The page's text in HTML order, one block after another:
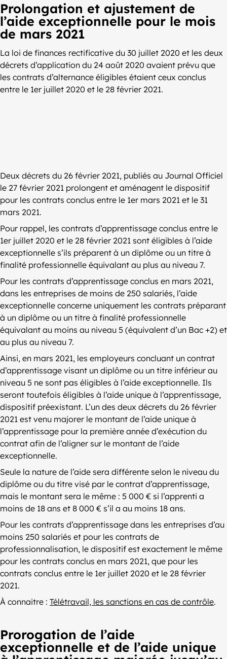
Prolongation et ajustement de
l’aide exceptionnelle pour le mois
de mars 2021
La loi de finances rectificative du 30 juillet 2020 et les deux
décrets d’application du 24 août 2020 avaient prévu que
les contrats d’alternance éligibles étaient ceux conclus
entre le 1er juillet 2020 et le 28 février 2021.
Deux décrets du 26 février 2021, publiés au Journal Officiel
le 27 février 2021 prolongent et aménagent le dispositif
pour les contrats conclus entre le 1er mars 2021 et le 31
mars 2021.
Pour rappel, les contrats d’apprentissage conclus entre le
1er juillet 2020 et le 28 février 2021 sont éligibles à l’aide
exceptionnelle s’ils préparent à un diplôme ou un titre à
finalité professionnelle équivalant au plus au niveau 7.
Pour les contrats d’apprentissage conclus en mars 2021,
dans les entreprises de moins de 250 salariés, l’aide
exceptionnelle concerne uniquement les contrats préparant
à un diplôme ou un titre à finalité professionnelle
équivalant au moins au niveau 5 (équivalent d’un Bac +2) et
au plus au niveau 7.
Ainsi, en mars 2021, les employeurs concluant un contrat
d’apprentissage visant un diplôme ou un titre inférieur au
niveau 5 ne sont pas éligibles à l’aide exceptionnelle. Ils
seront toutefois éligibles à l’aide unique à l’apprentissage,
dispositif préexistant. L’un des deux décrets du 26 février
2021 est venu majorer le montant de l’aide unique à
l’apprentissage pour la première année d’exécution du
contrat afin de l’aligner sur le montant de l’aide
exceptionnelle.
Seule la nature de l’aide sera différente selon le niveau du
diplôme ou du titre visé par le contrat d’apprentissage,
mais le montant sera le même : 5 000 € si l’apprenti a
moins de 18 ans et 8 000 € s’il a au moins 18 ans.
Pour les contrats d’apprentissage dans les entreprises d’au
moins 250 salariés et pour les contrats de
professionnalisation, le dispositif est exactement le même
pour les contrats conclus en mars 2021, que pour les
contrats conclus entre le 1er juillet 2020 et le 28 février
2021.
À connaitre : Télétravail, les sanctions en cas de contrôle.
Prorogation de l’aide
exceptionnelle et de l’aide unique